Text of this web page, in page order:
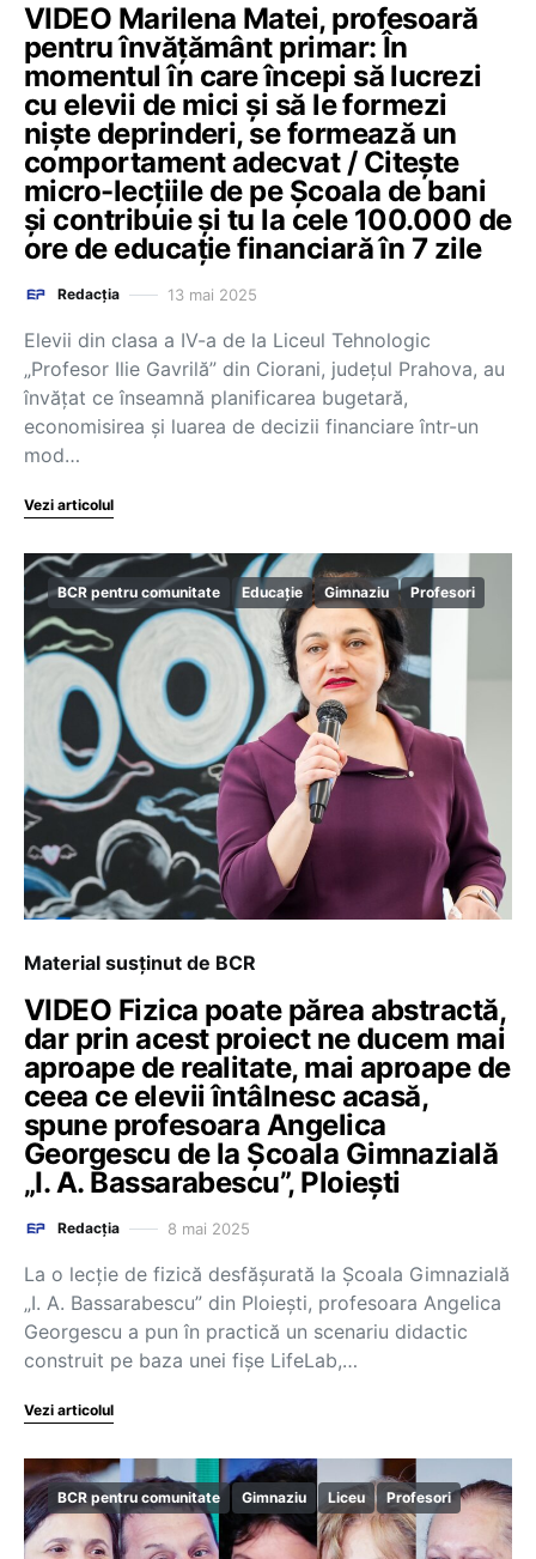
VIDEO Marilena Matei, profesoară
pentru învățământ primar: În
momentul în care începi să lucrezi
cu elevii de mici și să le formezi
niște deprinderi, se formează un
comportament adecvat / Citește
micro-lecțiile de pe Școala de bani
și contribuie și tu la cele 100.000 de
ore de educație financiară în 7 zile
Redacția 13 mai 2025
Elevii din clasa a IV-a de la Liceul Tehnologic
„Profesor Ilie Gavrilă” din Ciorani, județul Prahova, au
învățat ce înseamnă planificarea bugetară,
economisirea și luarea de decizii financiare într-un
mod…
Vezi articolul
BCR pentru comunitate Educație Gimnaziu Profesori
Material susținut de BCR
VIDEO Fizica poate părea abstractă,
dar prin acest proiect ne ducem mai
aproape de realitate, mai aproape de
ceea ce elevii întâlnesc acasă,
spune profesoara Angelica
Georgescu de la Școala Gimnazială
„I. A. Bassarabescu”, Ploiești
Redacția 8 mai 2025
La o lecție de fizică desfășurată la Școala Gimnazială
„I. A. Bassarabescu” din Ploiești, profesoara Angelica
Georgescu a pun în practică un scenariu didactic
construit pe baza unei fișe LifeLab,…
Vezi articolul
BCR pentru comunitate Gimnaziu Liceu Profesori